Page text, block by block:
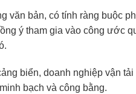
văn bản, có tính ràng buộc
ý tham gia vào công ước
biển, doanh nghiệp vận tải
bạch và công bằng.